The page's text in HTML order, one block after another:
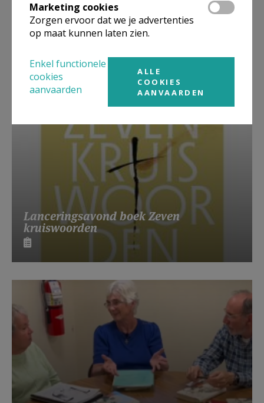
Beroepsvereniging Zorgpastores
Lanceringsavond boek Zeven
kruiswoorden
Marketing cookies
Zorgen ervoor dat we je advertenties
op maat kunnen laten zien.
Enkel functionele
cookies
aanvaarden
ALLE
COOKIES
AANVAARDEN